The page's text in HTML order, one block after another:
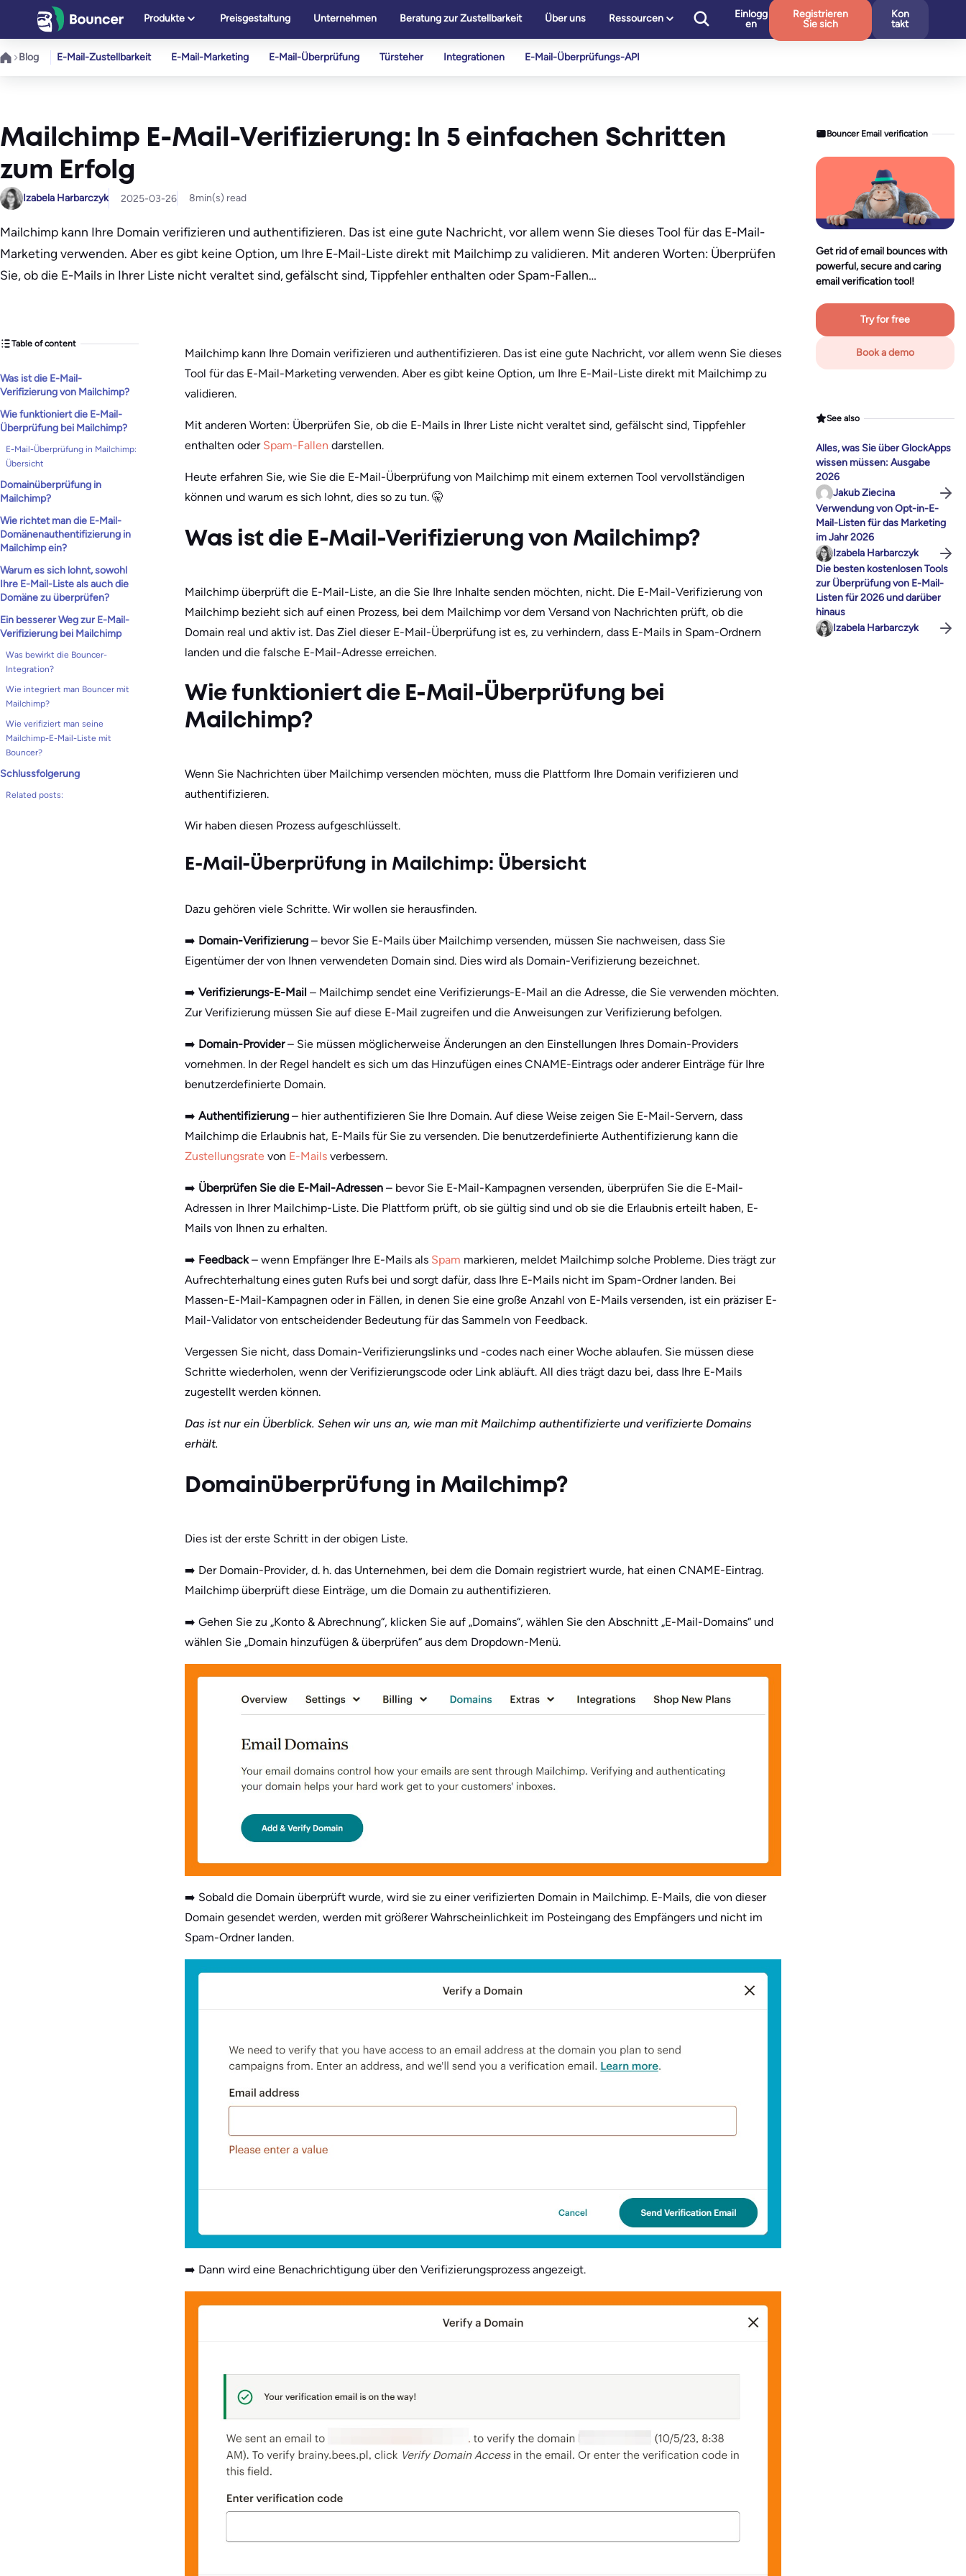
springen
Produkte Preisgestaltung Unternehmen Beratung zur Zustellbarkeit Über uns Ressourcen
Einlogg
en
Registrieren
Sie sich
Kon
takt
Blog E-Mail-Zustellbarkeit E-Mail-Marketing E-Mail-Überprüfung Türsteher Integrationen E-Mail-Überprüfungs-API
Mailchimp E-Mail-Verifizierung: In 5 einfachen Schritten
zum Erfolg
Izabela Harbarczyk 2025-03-26 8min(s) read
Mailchimp kann Ihre Domain verifizieren und authentifizieren. Das ist eine gute Nachricht, vor allem wenn Sie dieses Tool für das E-Mail-
Marketing verwenden. Aber es gibt keine Option, um Ihre E-Mail-Liste direkt mit Mailchimp zu validieren. Mit anderen Worten: Überprüfen
Sie, ob die E-Mails in Ihrer Liste nicht veraltet sind, gefälscht sind, Tippfehler enthalten oder Spam-Fallen…
Table of content
Was ist die E-Mail-
Verifizierung von Mailchimp?
Wie funktioniert die E-Mail-
Überprüfung bei Mailchimp?
E-Mail-Überprüfung in Mailchimp:
Übersicht
Domainüberprüfung in
Mailchimp?
Wie richtet man die E-Mail-
Domänenauthentifizierung in
Mailchimp ein?
Warum es sich lohnt, sowohl
Ihre E-Mail-Liste als auch die
Domäne zu überprüfen?
Ein besserer Weg zur E-Mail-
Verifizierung bei Mailchimp
Was bewirkt die Bouncer-
Integration?
Wie integriert man Bouncer mit
Mailchimp?
Wie verifiziert man seine
Mailchimp-E-Mail-Liste mit
Bouncer?
Schlussfolgerung
Related posts:
Mailchimp kann Ihre Domain verifizieren und authentifizieren. Das ist eine gute Nachricht, vor allem wenn Sie dieses
Tool für das E-Mail-Marketing verwenden. Aber es gibt keine Option, um Ihre E-Mail-Liste direkt mit Mailchimp zu
validieren.
Mit anderen Worten: Überprüfen Sie, ob die E-Mails in Ihrer Liste nicht veraltet sind, gefälscht sind, Tippfehler
enthalten oder Spam-Fallen darstellen.
Heute erfahren Sie, wie Sie die E-Mail-Überprüfung von Mailchimp mit einem externen Tool vervollständigen
können und warum es sich lohnt, dies so zu tun. 🤫
Was ist die E-Mail-Verifizierung von Mailchimp?
Mailchimp überprüft die E-Mail-Liste, an die Sie Ihre Inhalte senden möchten, nicht. Die E-Mail-Verifizierung von
Mailchimp bezieht sich auf einen Prozess, bei dem Mailchimp vor dem Versand von Nachrichten prüft, ob die
Domain real und aktiv ist. Das Ziel dieser E-Mail-Überprüfung ist es, zu verhindern, dass E-Mails in Spam-Ordnern
landen und die falsche E-Mail-Adresse erreichen.
Wie funktioniert die E-Mail-Überprüfung bei
Mailchimp?
Wenn Sie Nachrichten über Mailchimp versenden möchten, muss die Plattform Ihre Domain verifizieren und
authentifizieren.
Wir haben diesen Prozess aufgeschlüsselt.
E-Mail-Überprüfung in Mailchimp: Übersicht
Dazu gehören viele Schritte. Wir wollen sie herausfinden.
➡️ Domain-Verifizierung – bevor Sie E-Mails über Mailchimp versenden, müssen Sie nachweisen, dass Sie
Eigentümer der von Ihnen verwendeten Domain sind. Dies wird als Domain-Verifizierung bezeichnet.
➡️ Verifizierungs-E-Mail – Mailchimp sendet eine Verifizierungs-E-Mail an die Adresse, die Sie verwenden möchten.
Zur Verifizierung müssen Sie auf diese E-Mail zugreifen und die Anweisungen zur Verifizierung befolgen.
➡️ Domain-Provider– Sie müssen möglicherweise Änderungen an den Einstellungen Ihres Domain-Providers
vornehmen. In der Regel handelt es sich um das Hinzufügen eines CNAME-Eintrags oder anderer Einträge für Ihre
benutzerdefinierte Domain.
➡️ Authentifizierung – hier authentifizieren Sie Ihre Domain. Auf diese Weise zeigen Sie E-Mail-Servern, dass
Mailchimp die Erlaubnis hat, E-Mails für Sie zu versenden. Die benutzerdefinierte Authentifizierung kann die
Zustellungsrate von E-Mails verbessern.
➡️ Überprüfen Sie die E-Mail-Adressen – bevor Sie E-Mail-Kampagnen versenden, überprüfen Sie die E-Mail-
Adressen in Ihrer Mailchimp-Liste. Die Plattform prüft, ob sie gültig sind und ob sie die Erlaubnis erteilt haben, E-
Mails von Ihnen zu erhalten.
➡️ Feedback– wenn Empfänger Ihre E-Mails als Spam markieren, meldet Mailchimp solche Probleme. Dies trägt zur
Aufrechterhaltung eines guten Rufs bei und sorgt dafür, dass Ihre E-Mails nicht im Spam-Ordner landen. Bei
Massen-E-Mail-Kampagnen oder in Fällen, in denen Sie eine große Anzahl von E-Mails versenden, ist ein präziser E-
Mail-Validator von entscheidender Bedeutung für das Sammeln von Feedback.
Vergessen Sie nicht, dass Domain-Verifizierungslinks und -codes nach einer Woche ablaufen. Sie müssen diese
Schritte wiederholen, wenn der Verifizierungscode oder Link abläuft. All dies trägt dazu bei, dass Ihre E-Mails
zugestellt werden können.
Das ist nur ein Überblick. Sehen wir uns an, wie man mit Mailchimp authentifizierte und verifizierte Domains
erhält.
Domainüberprüfung in Mailchimp?
Dies ist der erste Schritt in der obigen Liste.
➡️ Der Domain-Provider, d. h. das Unternehmen, bei dem die Domain registriert wurde, hat einen CNAME-Eintrag.
Mailchimp überprüft diese Einträge, um die Domain zu authentifizieren.
➡️ Gehen Sie zu „Konto & Abrechnung“, klicken Sie auf „Domains“, wählen Sie den Abschnitt „E-Mail-Domains“ und
wählen Sie „Domain hinzufügen & überprüfen“ aus dem Dropdown-Menü.
➡️ Sobald die Domain überprüft wurde, wird sie zu einer verifizierten Domain in Mailchimp. E-Mails, die von dieser
Domain gesendet werden, werden mit größerer Wahrscheinlichkeit im Posteingang des Empfängers und nicht im
Spam-Ordner landen.
➡️ Dann wird eine Benachrichtigung über den Verifizierungsprozess angezeigt.
Bouncer Email verification
Get rid of email bounces with
powerful, secure and caring
email verification tool!
Try for free
Book a demo
See also
Alles, was Sie über GlockApps
wissen müssen: Ausgabe
2026
Jakub Ziecina
Verwendung von Opt-in-E-
Mail-Listen für das Marketing
im Jahr 2026
Izabela Harbarczyk
Die besten kostenlosen Tools
zur Überprüfung von E-Mail-
Listen für 2026 und darüber
hinaus
Izabela Harbarczyk